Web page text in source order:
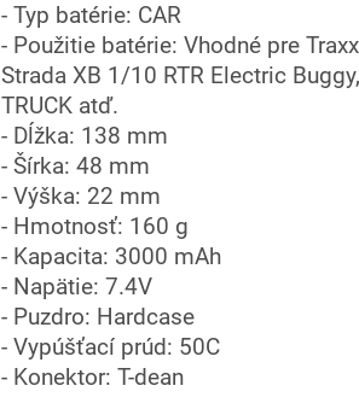
- Typ batérie: CAR
- Použitie batérie: Vhodné pre
Strada XB 1/10 RTR Electric
TRUCK atď.
- Dĺžka: 138 mm
- Šírka: 48 mm
- Výška: 22 mm
- Hmotnosť: 160 g
- Kapacita: 3000 mAh
- Napätie: 7.4V
- Puzdro: Hardcase
- Vypúšťací prúd: 50C
- Konektor: T-dean